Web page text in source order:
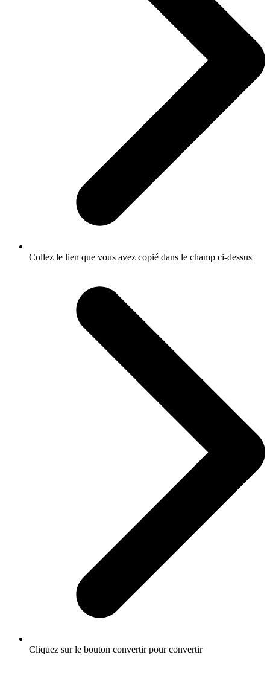
Collez le lien que vous avez copié dans le champ ci-dessus
Cliquez sur le bouton convertir pour convertir